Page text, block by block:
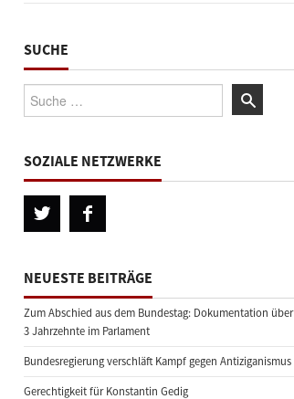
SUCHE
Suche:
SOZIALE NETZWERKE
NEUESTE BEITRÄGE
Zum Abschied aus dem Bundestag: Dokumentation über
3 Jahrzehnte im Parlament
Bundesregierung verschläft Kampf gegen Antiziganismus
Gerechtigkeit für Konstantin Gedig